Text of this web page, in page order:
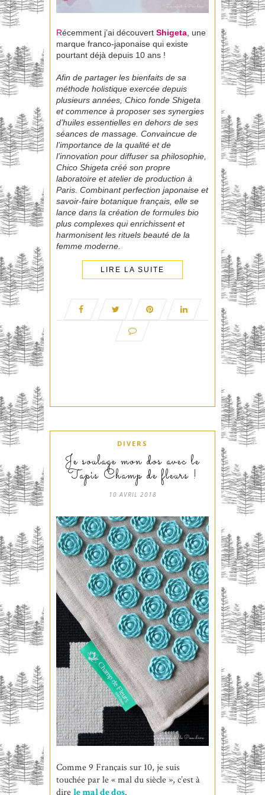
Récemment j’ai découvert Shigeta, une
marque franco-japonaise qui existe
pourtant déjà depuis 10 ans !
Afin de partager les bienfaits de sa
méthode holistique exercée depuis
plusieurs années, Chico fonde Shigeta
et commence à proposer ses synergies
d’huiles essentielles en dehors de ses
séances de massage. Convaincue de
l’importance de la qualité et de
l’innovation pour diffuser sa philosophie,
Chico Shigeta créé son propre
laboratoire et atelier de production à
Paris. Combinant perfection japonaise et
savoir-faire botanique français, elle se
lance dans la création de formules bio
plus complexes qui enrichissent et
harmonisent les rituels beauté de la
femme moderne.
LIRE LA SUITE
DIVERS
Je soulage mon dos avec le
Tapis Champ de fleurs !
10 AVRIL 2018
Comme 9 Français sur 10, je suis
touchée par le « mal du siècle », c’est à
direle mal de dos.